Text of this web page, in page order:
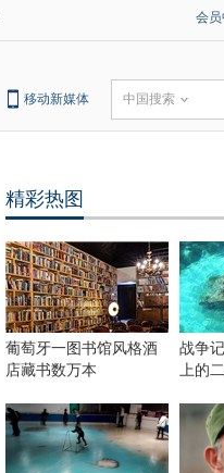
会
移动新媒体 中国搜索
精彩热图
葡萄牙一图书馆风格酒
店藏书数万本
战争
上的